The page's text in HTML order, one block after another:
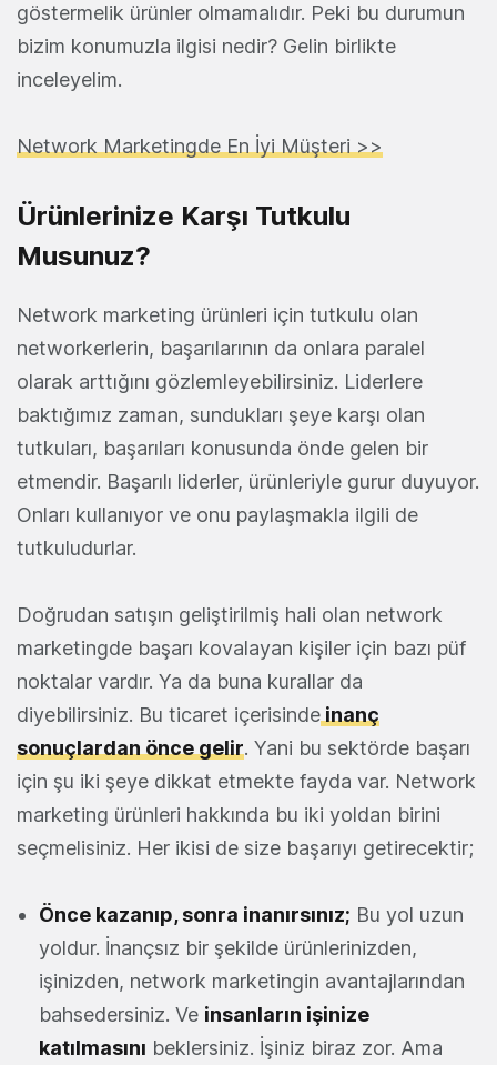
göstermelik ürünler olmamalıdır. Peki bu durumun
bizim konumuzla ilgisi nedir? Gelin birlikte
inceleyelim.
Network Marketingde En İyi Müşteri >>
Ürünlerinize Karşı Tutkulu
Musunuz?
Network marketing ürünleri için tutkulu olan
networkerlerin, başarılarının da onlara paralel
olarak arttığını gözlemleyebilirsiniz. Liderlere
baktığımız zaman, sundukları şeye karşı olan
tutkuları, başarıları konusunda önde gelen bir
etmendir. Başarılı liderler, ürünleriyle gurur duyuyor.
Onları kullanıyor ve onu paylaşmakla ilgili de
tutkuludurlar.
Doğrudan satışın geliştirilmiş hali olan network
marketingde başarı kovalayan kişiler için bazı püf
noktalar vardır. Ya da buna kurallar da
diyebilirsiniz. Bu ticaret içerisinde inanç
sonuçlardan önce gelir. Yani bu sektörde başarı
için şu iki şeye dikkat etmekte fayda var. Network
marketing ürünleri hakkında bu iki yoldan birini
seçmelisiniz. Her ikisi de size başarıyı getirecektir;
Önce kazanıp, sonra inanırsınız; Bu yol uzun
yoldur. İnançsız bir şekilde ürünlerinizden,
işinizden, network marketingin avantajlarından
bahsedersiniz. Ve insanların işinize
katılmasını beklersiniz. İşiniz biraz zor. Ama